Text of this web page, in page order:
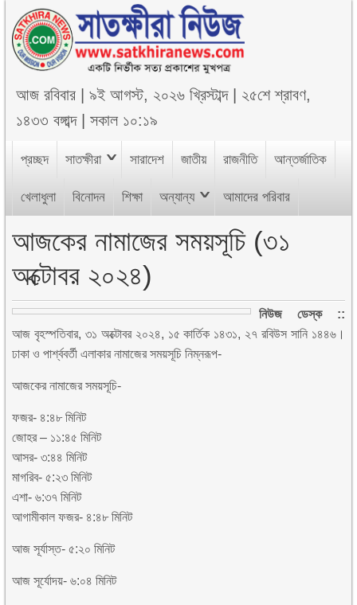
আজরবিবার |৯ই আগস্ট, ২০২৬ খ্রিস্টাব্দ| ২৫শে শ্রাবণ,
১৪৩৩ বঙ্গাব্দ|সকাল ১০:১৯
প্রচ্ছদ সাতক্ষীরা সারাদেশ জাতীয় রাজনীতি আন্তর্জাতিক
খেলাধুলা বিনোদন শিক্ষা অন্যান্য আমাদের পরিবার
আজকের নামাজের সময়সূচি (৩১
অক্টোবর ২০২৪)
নিউজ ডেস্ক ::
আজ বৃহস্পতিবার, ৩১ অক্টোবর ২০২৪, ১৫ কার্তিক ১৪৩১, ২৭ রবিউস সানি ১৪৪৬।
ঢাকা ও পার্শ্ববর্তী এলাকার নামাজের সময়সূচি নিম্নরূপ-
আজকের নামাজের সময়সূচি-
ফজর- ৪:৪৮ মিনিট
জোহর – ১১:৪৫ মিনিট
আসর- ৩:৪৪ মিনিট
মাগরিব- ৫:২৩ মিনিট
এশা- ৬:৩৭ মিনিট
আগামীকাল ফজর- ৪:৪৮ মিনিট
আজ সূর্যাস্ত- ৫:২০ মিনিট
আজ সূর্যোদয়- ৬:০৪ মিনিট